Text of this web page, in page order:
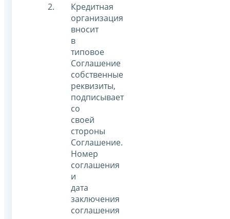
Кредитная
организация
вносит
в
типовое
Соглашение
собственные
реквизиты,
подписывает
со
своей
стороны
Соглашение.
Номер
соглашения
и
дата
заключения
соглашения